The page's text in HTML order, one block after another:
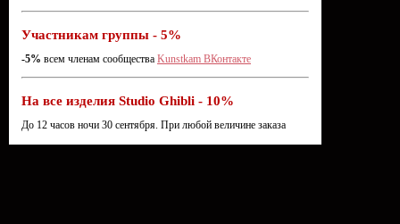
Участникам группы - 5%
-5% всем членам сообщества Kunstkam ВКонтакте
На все изделия Studio Ghibli - 10%
До 12 часов ночи 30 сентября. При любой величине заказа